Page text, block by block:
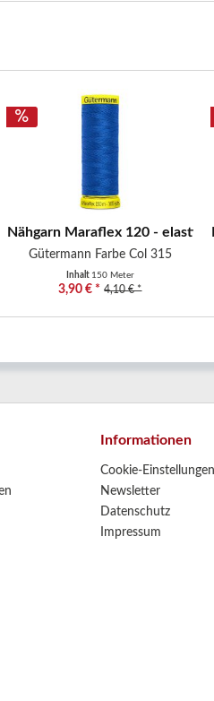
Nähgarn -...
Nähgarn Maraflex 120 -
Gütermann Farbe Col 315
Inhalt 150 Meter
3,90 € * 4,10 € *
Informationen
Cookie-Einstellungen
Newsletter
Datenschutz
Impressum